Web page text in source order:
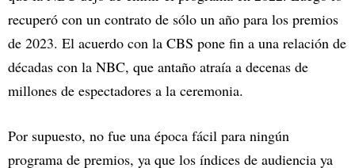
recuperó con un contrato de sólo un año para los premios
de 2023. El acuerdo con la CBS pone fin a una relación de
décadas con la NBC, que antaño atraía a decenas de
millones de espectadores a la ceremonia.
Por supuesto, no fue una época fácil para ningún
programa de premios, ya que los índices de audiencia ya